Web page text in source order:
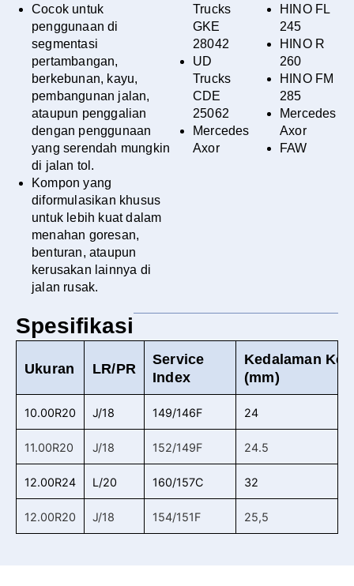
Cocok untuk
penggunaan di
segmentasi
pertambangan,
berkebunan, kayu,
pembangunan jalan,
ataupun penggalian
dengan penggunaan
yang serendah mungkin
di jalan tol.
Kompon yang
diformulasikan khusus
untuk lebih kuat dalam
menahan goresan,
benturan, ataupun
kerusakan lainnya di
jalan rusak.
Trucks
GKE
28042
UD
Trucks
CDE
25062
Mercedes
Axor
HINO FL
245
HINO R
260
HINO FM
285
Mercedes
Axor
FAW
Spesifikasi
Ukuran LR/PR
Service
Index
Kedalaman
(mm)
10.00R20 J/18 149/146F 24
11.00R20 J/18 152/149F 24.5
12.00R24 L/20 160/157C 32
12.00R20 J/18 154/151F 25,5